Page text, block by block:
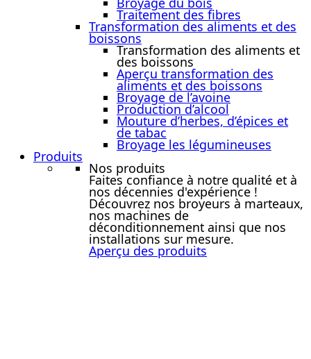
Traitement des fibres
Transformation des aliments et des
boissons
Transformation des aliments et
des boissons
Aperçu transformation des
aliments et des boissons
Broyage de l’avoine
Production d’alcool
Mouture d’herbes, d’épices et
de tabac
Broyage les légumineuses
Produits
Nos produits
Faites confiance à notre qualité et à
nos décennies d'expérience !
Découvrez nos broyeurs à marteaux,
nos machines de
déconditionnement ainsi que nos
installations sur mesure.
Aperçu des produits